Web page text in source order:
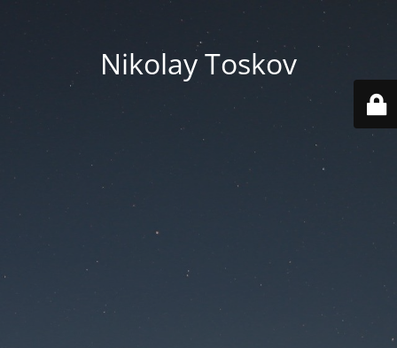
Nikolay Toskov